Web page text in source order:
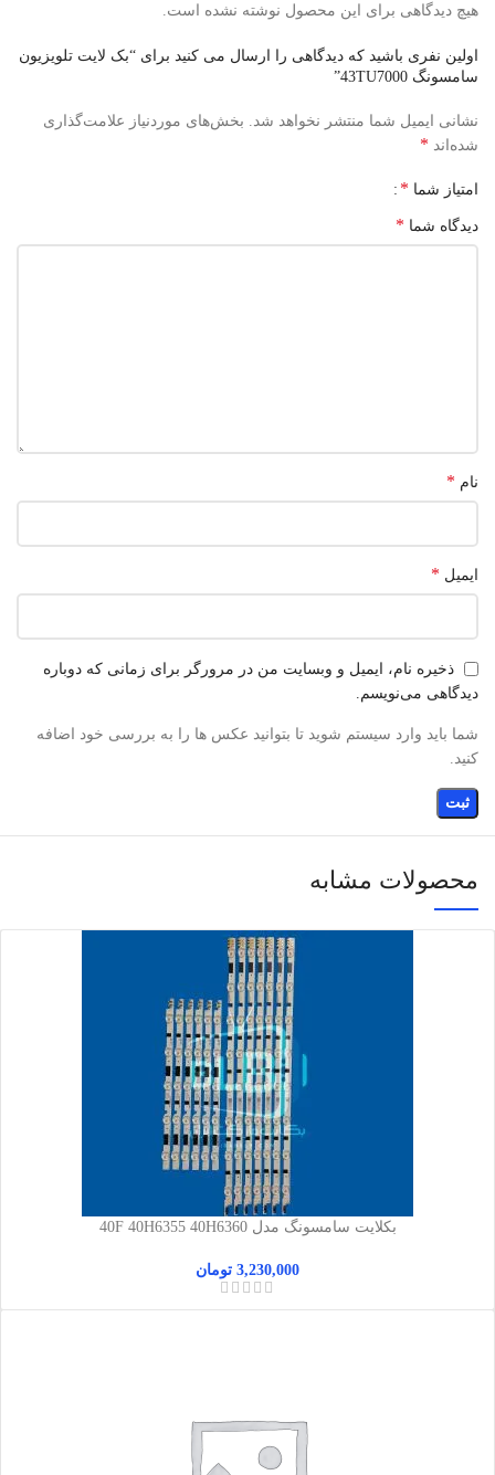
هیچ دیدگاهی برای این محصول نوشته نشده است.
اولین نفری باشید که دیدگاهی را ارسال می کنید برای “بک لایت تلویزیون
سامسونگ 43TU7000”
نشانی ایمیل شما منتشر نخواهد شد.
بخش‌های موردنیاز علامت‌گذاری
شده‌اند *
امتیاز شما *
دیدگاه شما *
نام *
ایمیل *
ذخیره نام، ایمیل و وبسایت من در مرورگر برای زمانی که دوباره
دیدگاهی می‌نویسم.
شما باید وارد سیستم شوید تا بتوانید عکس ها را به بررسی خود اضافه
کنید.
محصولات مشابه
بکلایت سامسونگ مدل 40F 40H6355 40H6360
3,230,000 تومان